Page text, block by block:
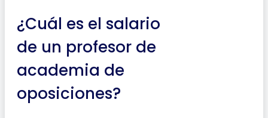
¿Cuál es el salario
de un profesor de
academia de
oposiciones?